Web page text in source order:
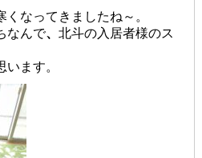
なってきましたね～。
なんで、 北斗の入居者様のス
ます。